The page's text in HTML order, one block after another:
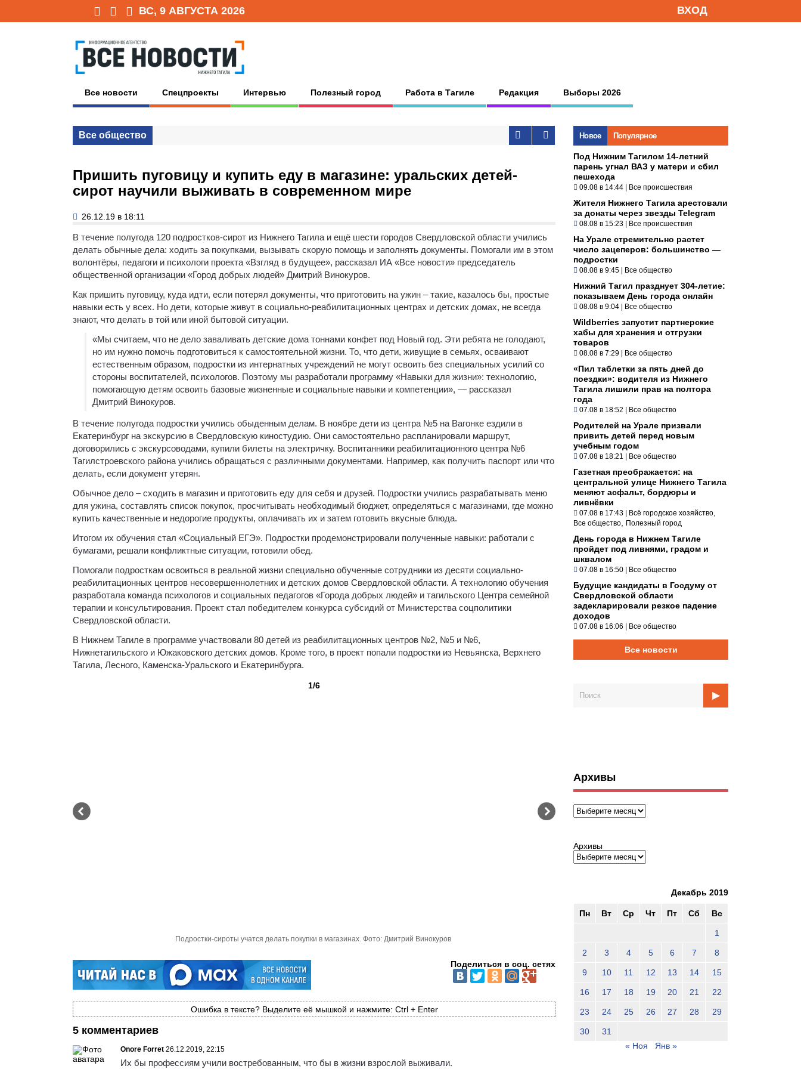
ВС, 9 АВГУСТА 2026 ВХОД
Все новости Спецпроекты Интервью Полезный город Работа в Тагиле Редакция Выборы 2026
Все общество
Пришить пуговицу и купить еду в магазине: уральских детей-
сирот научили выживать в современном мире
26.12.19 в 18:11
В течение полугода 120 подростков-сирот из Нижнего Тагила и ещё шести городов Свердловской области учились
делать обычные дела: ходить за покупками, вызывать скорую помощь и заполнять документы. Помогали им в этом
волонтёры, педагоги и психологи проекта «Взгляд в будущее», рассказал ИА «Все новости» председатель
общественной организации «Город добрых людей» Дмитрий Винокуров.
Как пришить пуговицу, куда идти, если потерял документы, что приготовить на ужин – такие, казалось бы, простые
навыки есть у всех. Но дети, которые живут в социально-реабилитационных центрах и детских домах, не всегда
знают, что делать в той или иной бытовой ситуации.
«Мы считаем, что не дело заваливать детские дома тоннами конфет под Новый год. Эти ребята не голодают,
но им нужно помочь подготовиться к самостоятельной жизни. То, что дети, живущие в семьях, осваивают
естественным образом, подростки из интернатных учреждений не могут освоить без специальных усилий со
стороны воспитателей, психологов. Поэтому мы разработали программу «Навыки для жизни»: технологию,
помогающую детям освоить базовые жизненные и социальные навыки и компетенции», — рассказал
Дмитрий Винокуров.
В течение полугода подростки учились обыденным делам. В ноябре дети из центра №5 на Вагонке ездили в
Екатеринбург на экскурсию в Свердловскую киностудию. Они самостоятельно распланировали маршрут,
договорились с экскурсоводами, купили билеты на электричку. Воспитанники реабилитационного центра №6
Тагилстроевского района учились обращаться с различными документами. Например, как получить паспорт или что
делать, если документ утерян.
Обычное дело – сходить в магазин и приготовить еду для себя и друзей. Подростки учились разрабатывать меню
для ужина, составлять список покупок, просчитывать необходимый бюджет, определяться с магазинами, где можно
купить качественные и недорогие продукты, оплачивать их и затем готовить вкусные блюда.
Итогом их обучения стал «Социальный ЕГЭ». Подростки продемонстрировали полученные навыки: работали с
бумагами, решали конфликтные ситуации, готовили обед.
Помогали подросткам освоиться в реальной жизни специально обученные сотрудники из десяти социально-
реабилитационных центров несовершеннолетних и детских домов Свердловской области. А технологию обучения
разработала команда психологов и социальных педагогов «Города добрых людей» и тагильского Центра семейной
терапии и консультирования. Проект стал победителем конкурса субсидий от Министерства соцполитики
Свердловской области.
В Нижнем Тагиле в программе участвовали 80 детей из реабилитационных центров №2, №5 и №6,
Нижнетагильского и Южаковского детских домов. Кроме того, в проект попали подростки из Невьянска, Верхнего
Тагила, Лесного, Каменска-Уральского и Екатеринбурга.
1/6
Подростки-сироты учатся делать покупки в магазинах. Фото: Дмитрий Винокуров
Поделиться в соц. сетях
Ошибка в тексте? Выделите её мышкой и нажмите: Ctrl + Enter
5 комментариев
Onore Forret 26.12.2019, 22:15
Их бы профессиям учили востребованным, что бы в жизни взрослой выживали.
Новое Популярное
Под Нижним Тагилом 14-летний
парень угнал ВАЗ у матери и сбил
пешехода
09.08 в 14:44 | Все происшествия
Жителя Нижнего Тагила арестовали
за донаты через звезды Telegram
08.08 в 15:23 | Все происшествия
На Урале стремительно растет
число зацеперов: большинство —
подростки
08.08 в 9:45 | Все общество
Нижний Тагил празднует 304-летие:
показываем День города онлайн
08.08 в 9:04 | Все общество
Wildberries запустит партнерские
хабы для хранения и отгрузки
товаров
08.08 в 7:29 | Все общество
«Пил таблетки за пять дней до
поездки»: водителя из Нижнего
Тагила лишили прав на полтора
года
07.08 в 18:52 | Все общество
Родителей на Урале призвали
привить детей перед новым
учебным годом
07.08 в 18:21 | Все общество
Газетная преображается: на
центральной улице Нижнего Тагила
меняют асфальт, бордюры и
ливнёвки
07.08 в 17:43 | Всё городское хозяйство
Все общество Полезный город
День города в Нижнем Тагиле
пройдет под ливнями, градом и
шквалом
07.08 в 16:50 | Все общество
Будущие кандидаты в Госдуму от
Свердловской области
задекларировали резкое падение
доходов
07.08 в 16:06 | Все общество
Все новости
Архивы
Архивы
Архивы
Декабрь 2019
Пн Вт Ср Чт Пт Сб Вс
1
2 3 4 5 6 7 8
9 10 11 12 13 14 15
16 17 18 19 20 21 22
23 24 25 26 27 28 29
30
31
« Ноя
Янв »